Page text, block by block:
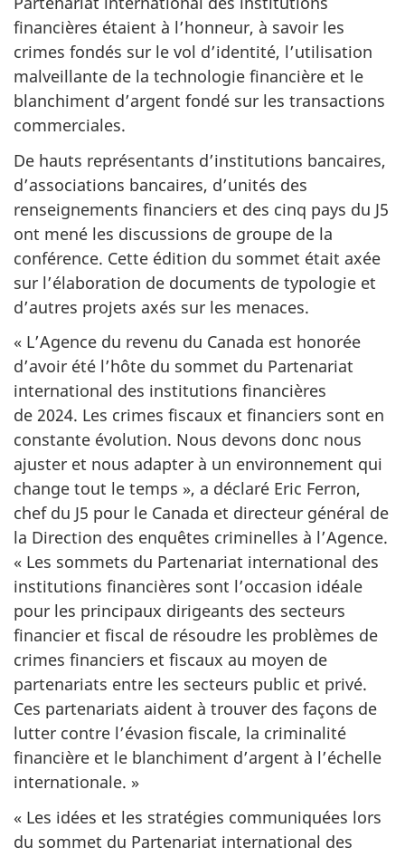
financières étaient à l’honneur, à savoir les
crimes fondés sur le vol d’identité, l’utilisation
malveillante de la technologie financière et le
blanchiment d’argent fondé sur les transactions
commerciales.
De hauts représentants d’institutions bancaires,
d’associations bancaires, d’unités des
renseignements financiers et des cinq pays du J5
ont mené les discussions de groupe de la
conférence. Cette édition du sommet était axée
sur l’élaboration de documents de typologie et
d’autres projets axés sur les menaces.
« L’Agence du revenu du Canada est honorée
d’avoir été l’hôte du sommet du Partenariat
international des institutions financières
de 2024. Les crimes fiscaux et financiers sont en
constante évolution. Nous devons donc nous
ajuster et nous adapter à un environnement qui
change tout le temps », a déclaré Eric Ferron,
chef du J5 pour le Canada et directeur général de
la Direction des enquêtes criminelles à l’Agence.
« Les sommets du Partenariat international des
institutions financières sont l’occasion idéale
pour les principaux dirigeants des secteurs
financier et fiscal de résoudre les problèmes de
crimes financiers et fiscaux au moyen de
partenariats entre les secteurs public et privé.
Ces partenariats aident à trouver des façons de
lutter contre l’évasion fiscale, la criminalité
financière et le blanchiment d’argent à l’échelle
internationale. »
« Les idées et les stratégies communiquées lors
du sommet du Partenariat international des